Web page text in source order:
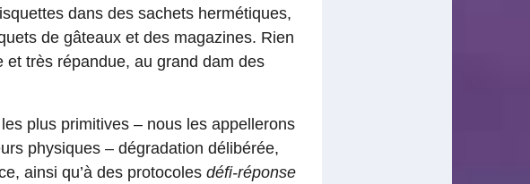
dans des sachets hermétiques,
de gâteaux et des magazines. Rien
et très répandue, au grand dam des
plus primitives – nous les appellerons
physiques – dégradation délibérée,
ainsi qu’à des protocoles défi-réponse